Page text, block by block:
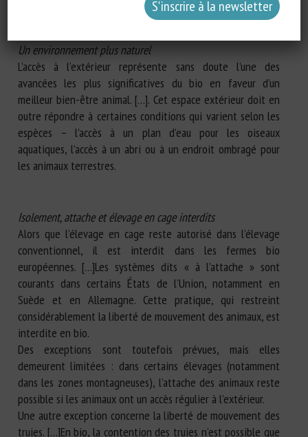
Un environnement plus naturel
L’accès à l’extérieur représente sans doute l’une des
avancées les plus significatives du bio en faveur d’un
meilleur bien-être animal. […]. Cet espace extérieur doit en
outre répondre à certaines conditions qui varient selon les
espèces – l’accès à un plan d’eau pour les oiseaux
aquatiques, l’accès à un abri ou à un endroit ombragé pour
les animaux terrestres.
Isolement, attache et élevage en cage interdits
Alors que l’élevage en cage reste autorisé dans l’élevage
conventionnel, il est interdit dans les fermes bio
européennes. […]Les systèmes dits « à l’attache » sont
courants dans certains États de l’Union, notamment en
Suède et en Allemagne. Cette pratique, qui restreint
considérablement la liberté de mouvement des animaux, est
interdite en bio.
Des exceptions sont toutefois prévues, mais elles
demeurent limitées : dans certains élevages (notamment
dans les zones montagneuses), l’attache des animaux reste
possible si les animaux ont un accès régulier à l’extérieur.
Une autre exception concerne la liberté de mouvement des
truies. […]En bio, la contention des truies n’est possible que